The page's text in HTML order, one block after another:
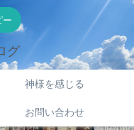
ー
グ
神様を感じる
お問い合わせ